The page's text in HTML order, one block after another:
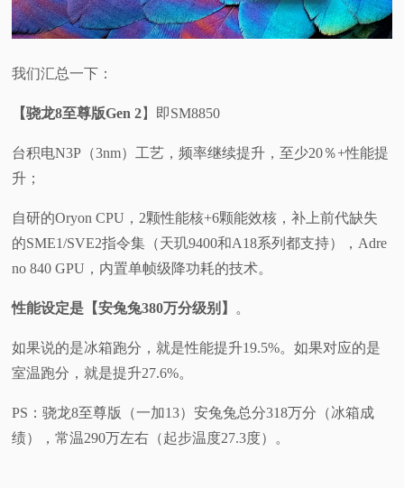
我们汇总一下：
【骁龙8至尊版Gen 2】即SM8850
台积电N3P（3nm）工艺，频率继续提升，至少20％+性能提
升；
自研的Oryon CPU，2颗性能核+6颗能效核，补上前代缺失
的SME1/SVE2指令集（天玑9400和A18系列都支持），Adre
no 840 GPU，内置单帧级降功耗的技术。
性能设定是【安兔兔380万分级别】 。
如果说的是冰箱跑分，就是性能提升19.5%。如果对应的是
室温跑分，就是提升27.6%。
PS：骁龙8至尊版（一加13）安兔兔总分318万分（冰箱成
绩），常温290万左右（起步温度27.3度）。